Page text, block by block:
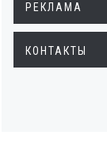
РЕКЛАМА
КОНТАКТЫ